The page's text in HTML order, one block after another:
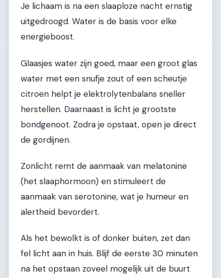
Je lichaam is na een slaaploze nacht ernstig
uitgedroogd. Water is de basis voor elke
energieboost.
Glaasjes water zijn goed, maar een groot glas
water met een snufje zout of een scheutje
citroen helpt je elektrolytenbalans sneller
herstellen. Daarnaast is licht je grootste
bondgenoot. Zodra je opstaat, open je direct
de gordijnen.
Zonlicht remt de aanmaak van melatonine
(het slaaphormoon) en stimuleert de
aanmaak van serotonine, wat je humeur en
alertheid bevordert.
Als het bewolkt is of donker buiten, zet dan
fel licht aan in huis. Blijf de eerste 30 minuten
na het opstaan zoveel mogelijk uit de buurt